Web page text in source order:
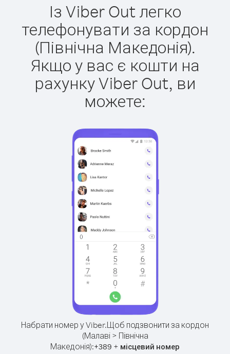
Із Viber Out легко
телефонувати за кордон
(Північна Македонія).
Якщо у вас є кошти на
рахунку Viber Out, ви
можете:
Набрати номер у Viber.Щоб подзвонити за кордон
(Малаві > Північна
Македонія):+389 + місцевий номер